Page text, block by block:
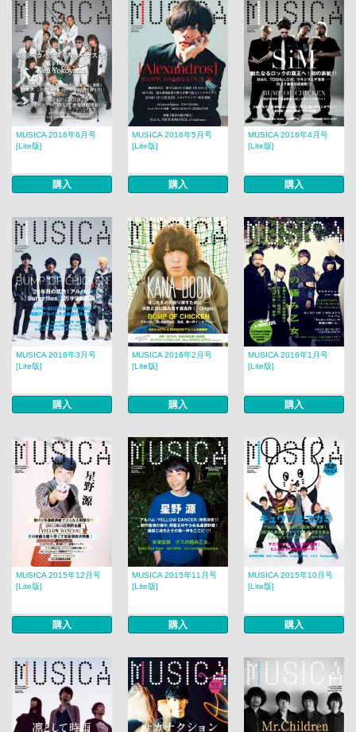
MUSICA 2016年6月号
[Lite版]
購入
MUSICA 2016年5月号
[Lite版]
購入
MUSICA 2016年4月号
[Lite版]
購入
MUSICA 2016年3月号
[Lite版]
購入
MUSICA 2016年2月号
[Lite版]
購入
MUSICA 2016年1月号
[Lite版]
購入
MUSICA 2015年12月号
[Lite版]
購入
MUSICA 2015年11月号
[Lite版]
購入
MUSICA 2015年10月号
[Lite版]
購入